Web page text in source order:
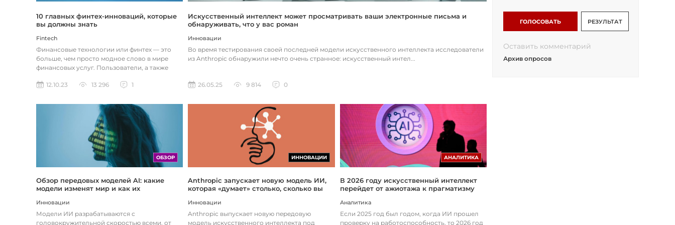
10 главных финтех-инноваций, которые
вы должны знать
Fintech
Финансовые технологии или финтех — это
больше, чем просто модное слово в мире
финансовых услуг. Пользователи, а также
12.10.23
13 296 1
Искусственный интеллект может просматривать ваши электронные письма и
обнаруживать, что у вас роман
Инновации
Во время тестирования своей последней модели искусственного интеллекта исследователи
из Anthropic обнаружили нечто очень странное: искусственный интел...
26.05.25 9 814 0
ОБЗОР
Обзор передовых моделей AI: какие
модели изменят мир и как их
Инновации
Модели ИИ разрабатываются с
головокружительной скоростью всеми, от
ИННОВАЦИИ
Anthropic запускает новую модель ИИ,
которая «думает» столько, сколько вы
Инновации
Anthropic выпускает новую передовую
модель искусственного интеллекта под
АНАЛИТИКА
В 2026 году искусственный интеллект
перейдет от ажиотажа к прагматизму
Аналитика
Если 2025 год был годом, когда ИИ прошел
проверку на работоспособность, то 2026 год
ГОЛОСОВАТЬ РЕЗУЛЬТАТ
Оставить комментарий
Архив опросов